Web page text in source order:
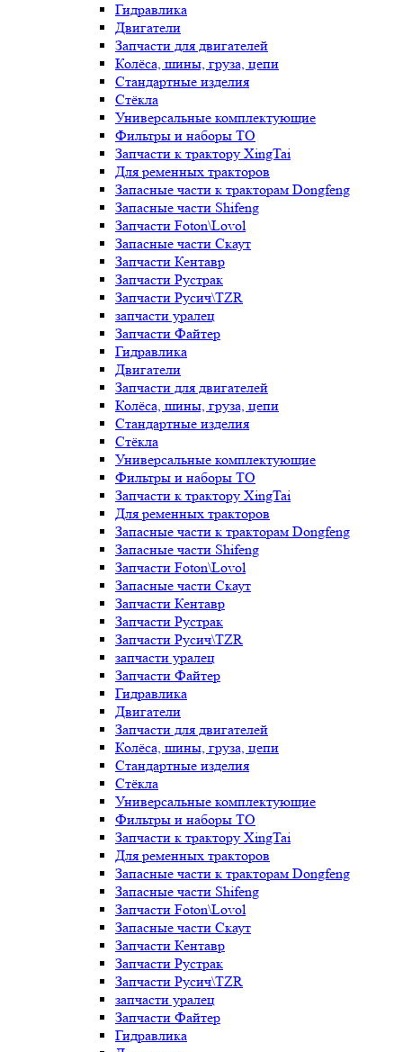
Гидравлика
Двигатели
Запчасти для двигателей
Колёса, шины, груза, цепи
Стандартные изделия
Стёкла
Универсальные комплектующие
Фильтры и наборы ТО
Запчасти к трактору XingTai
Для ременных тракторов
Запасные части к тракторам Dongfeng
Запасные части Shifeng
Запчасти Foton\Lovol
Запасные части Скаут
Запчасти Кентавр
Запчасти Рустрак
Запчасти Русич\TZR
запчасти уралец
Запчасти Файтер
Гидравлика
Двигатели
Запчасти для двигателей
Колёса, шины, груза, цепи
Стандартные изделия
Стёкла
Универсальные комплектующие
Фильтры и наборы ТО
Запчасти к трактору XingTai
Для ременных тракторов
Запасные части к тракторам Dongfeng
Запасные части Shifeng
Запчасти Foton\Lovol
Запасные части Скаут
Запчасти Кентавр
Запчасти Рустрак
Запчасти Русич\TZR
запчасти уралец
Запчасти Файтер
Гидравлика
Двигатели
Запчасти для двигателей
Колёса, шины, груза, цепи
Стандартные изделия
Стёкла
Универсальные комплектующие
Фильтры и наборы ТО
Запчасти к трактору XingTai
Для ременных тракторов
Запасные части к тракторам Dongfeng
Запасные части Shifeng
Запчасти Foton\Lovol
Запасные части Скаут
Запчасти Кентавр
Запчасти Рустрак
Запчасти Русич\TZR
запчасти уралец
Запчасти Файтер
Гидравлика